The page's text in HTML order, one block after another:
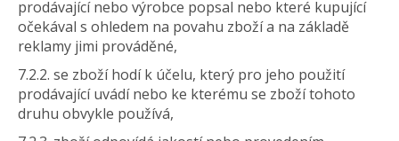
prodávající nebo výrobce popsal nebo které kupující
očekával s ohledem na povahu zboží a na základě
reklamy jimi prováděné,
7.2.2. se zboží hodí k účelu, který pro jeho použití
prodávající uvádí nebo ke kterému se zboží tohoto
druhu obvykle používá,